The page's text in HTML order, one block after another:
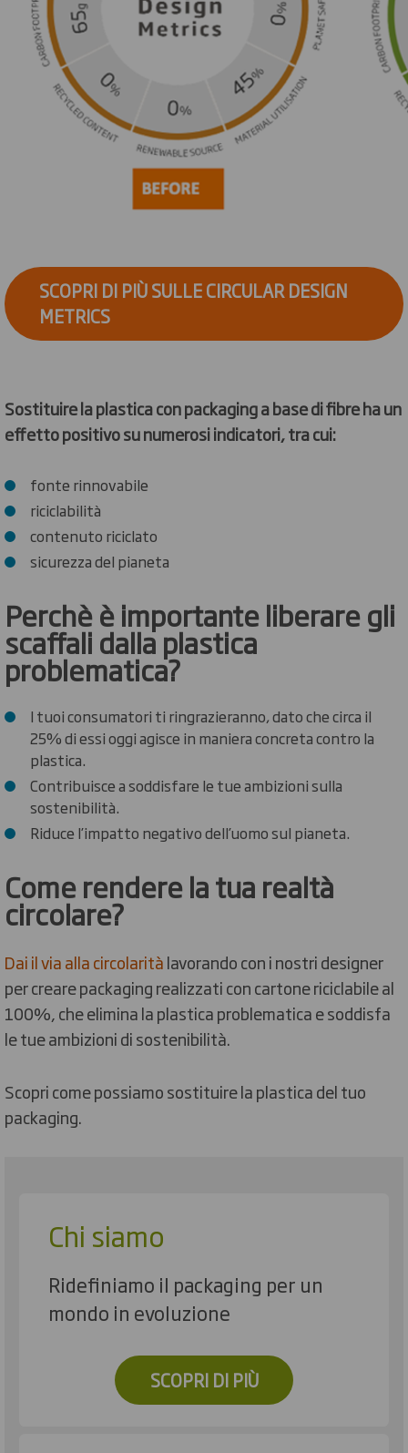
SCOPRI DI PIÙ SULLE CIRCULAR DESIGN
METRICS
Sostituire la plastica con packaging a base di fibre ha un
effetto positivo su numerosi indicatori, tra cui:
fonte rinnovabile
riciclabilità
contenuto riciclato
sicurezza del pianeta
Perchè è importante liberare gli
scaffali dalla plastica
problematica?
I tuoi consumatori ti ringrazieranno, dato che circa il
25% di essi oggi agisce in maniera concreta contro la
plastica.
Contribuisce a soddisfare le tue ambizioni sulla
sostenibilità.
Riduce l’impatto negativo dell’uomo sul pianeta.
Come rendere la tua realtà
circolare?
Dai il via alla circolaritàlavorando con i nostri designer
per creare packaging realizzati con cartone riciclabile al
100%, che elimina la plastica problematica e soddisfa
le tue ambizioni di sostenibilità.
Scopri come possiamo sostituire la plastica del tuo
packaging.
Chi siamo
Ridefiniamo il packaging per un
mondo in evoluzione
SCOPRI DI PIÙ